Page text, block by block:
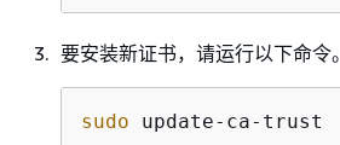
要安装新证书，请运行以下命令。
sudo update-ca-trust